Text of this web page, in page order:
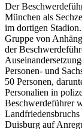
Der
München als
im dortigen
Gruppe von
der
Personen- und
50 Personen,
Personalien in
Beschwerdeführer
Duisburg auf